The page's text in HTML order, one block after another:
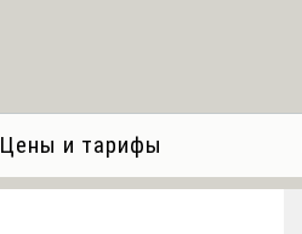
Цены и тарифы